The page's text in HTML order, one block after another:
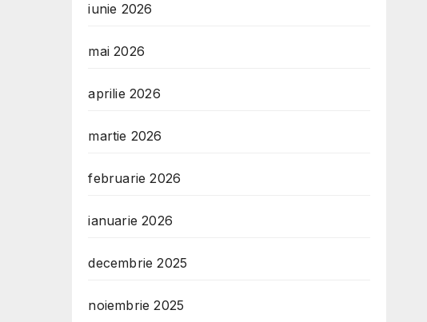
iunie 2026
mai 2026
aprilie 2026
martie 2026
februarie 2026
ianuarie 2026
decembrie 2025
noiembrie 2025